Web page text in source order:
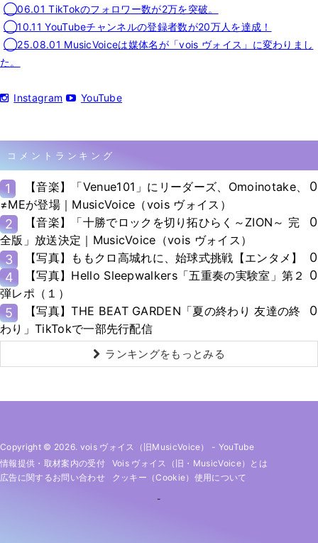
◯06.01 TikTokのフォロワー数が2万を突破。
◯10.11 YouTubeチャンネルの登録者数が20万人を達成！
◯25.08.01 MusicVoiceは媒体名が「vois ヴォイス」に変わりまし
た。
Instagram YouTube
コメントランキング
1
【音楽】「Venue101」にリーダーズ、Omoinotake、
≠MEが登場｜MusicVoice（vois ヴォイス）
0
2
【音楽】「十勝でロックを切り拓ひらく～ZION～ 完
全版」放送決定｜MusicVoice（vois ヴォイス）
0
3 【写真】ももクロ高城れに、始球式挑戦【エンタメ】
0
4
【写真】Hello Sleepwalkers「五重奏の実験室」第２
弾レポ（１）
0
5
【写真】THE BEAT GARDEN「夏の終わり 友達の終
わり」TikTokで一部先行配信
0
ランキングをもっとみる
Copyright © 2026. vois ヴォイス（旧MusicVoice） - YouTube
情報提供・取材案内の受付
Vois ヴォイス（旧・MusicVoice）とは
広告に関するお問い合わせ
クッキー（cookie）使用について
-